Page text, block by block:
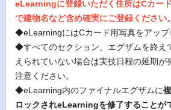
eLearningに登録いただく住所はCカー
で建物名など含め確実にご登録ください。
◆eLearningにはCカード用写真をアップ
◆すべてのセクション、エグザムを終え
えられていない場合は実技日程の延期が
注意ください。
◆eLearning内のファイナルエグザムに
ロックされeLearningを修了することが